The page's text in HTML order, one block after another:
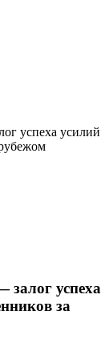
успеха усилий
залог успеха
за